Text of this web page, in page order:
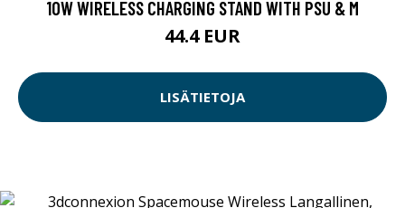
10W WIRELESS CHARGING STAND WITH PSU & M
44.4 EUR
LISÄTIETOJA